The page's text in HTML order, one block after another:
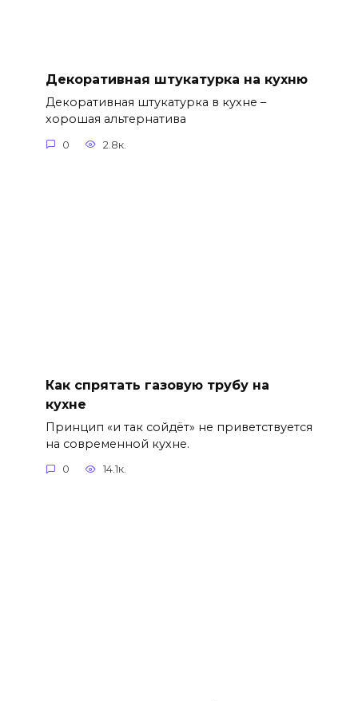
Декоративная штукатурка на кухню
Декоративная штукатурка в кухне –
хорошая альтернатива
0 2.8к.
Как спрятать газовую трубу на
кухне
Принцип «и так сойдёт» не приветствуется
на современной кухне.
0 14.1к.